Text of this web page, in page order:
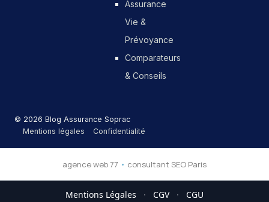
Assurance
Vie &
Prévoyance
Comparateurs
& Conseils
© 2026 Blog Assurance Soprac
Mentions légales
Confidentialité
agence web 77 • consultant SEO Paris
Mentions Légales · CGV · CGU